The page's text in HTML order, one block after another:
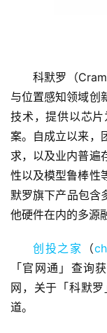
首
页
融
资
报
道
观
察
科默罗（
与位置感知领域创
技术，提供以芯
案。自成立以来，
求，以及业内普遍
性以及模型鲁棒性
默罗旗下产品包含
他硬件在内的多源
创投之家 （
「官网通」查询
网，关于「科默
道。